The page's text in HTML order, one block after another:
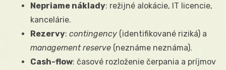
Nepriame náklady: režijné alokácie, IT licencie,
kancelárie.
Rezervy: contingency (identifikované riziká) a
management reserve (neznáme neznáma).
Cash-flow: časové rozloženie čerpania a príjmov